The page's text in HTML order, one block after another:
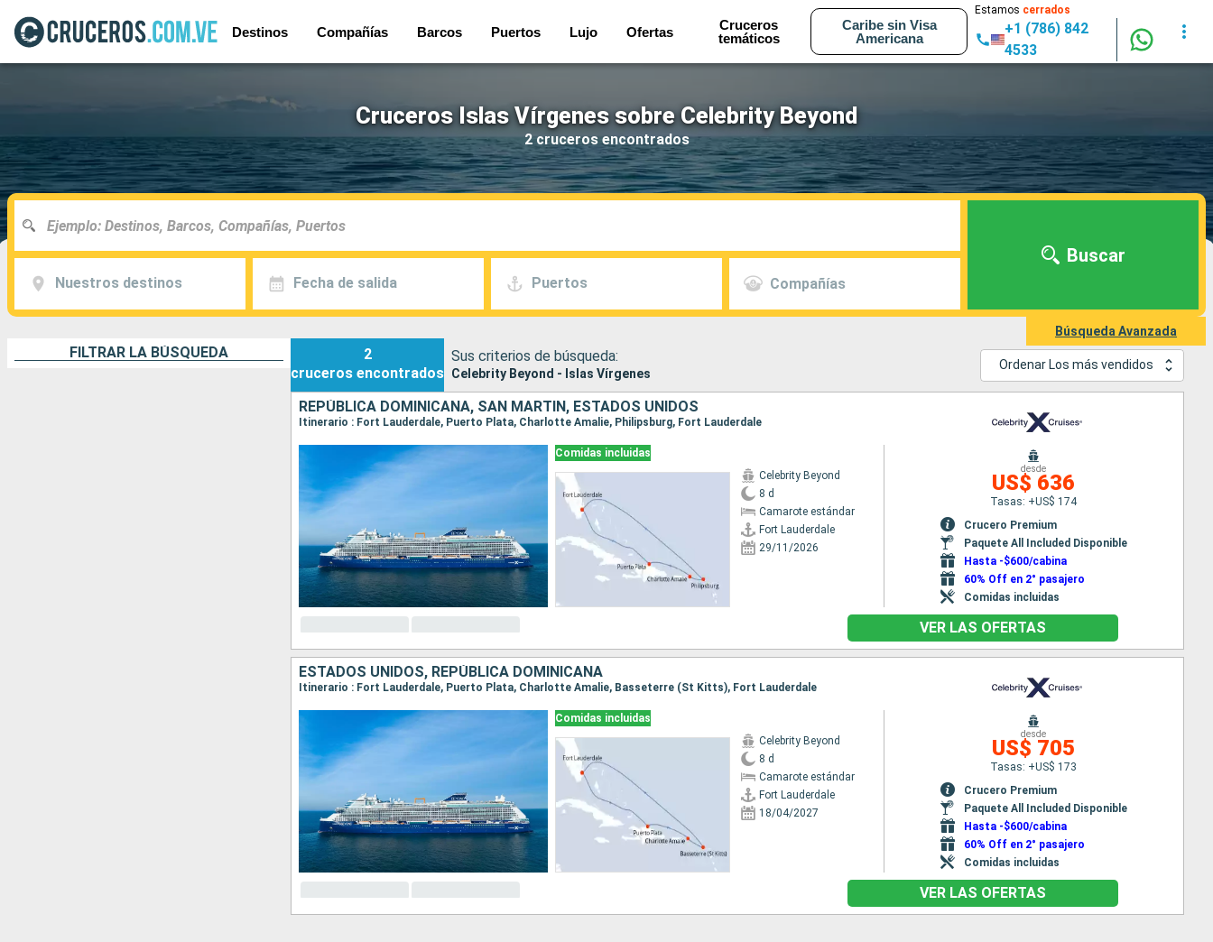
Destinos Compañías Barcos Puertos Lujo Ofertas
Cruceros
temáticos
Caribe sin Visa
Americana
Estamos cerrados
+1 (786) 842
4533
Cruceros Islas Vírgenes sobre Celebrity Beyond
2 cruceros encontrados
Nuestros destinos Fecha de salida Puertos Compañías
Buscar
Búsqueda Avanzada
FILTRAR LA BÚSQUEDA
2
cruceros encontrados
Sus criterios de búsqueda:
Celebrity Beyond - Islas Vírgenes
Ordenar Los más vendidos
REPÚBLICA DOMINICANA, SAN MARTÍN, ESTADOS UNIDOS
Itinerario : Fort Lauderdale, Puerto Plata, Charlotte Amalie, Philipsburg, Fort Lauderdale
Comidas incluidas
Celebrity Beyond
8 d
Camarote estándar
Fort Lauderdale
29/11/2026
desde
US$ 636
Tasas: +US$ 174
Crucero Premium
Paquete All Included Disponible
Hasta -$600/cabina
60% Off en 2° pasajero
Comidas incluidas
VER LAS OFERTAS
ESTADOS UNIDOS, REPÚBLICA DOMINICANA
Itinerario : Fort Lauderdale, Puerto Plata, Charlotte Amalie, Basseterre (St Kitts), Fort Lauderdale
Comidas incluidas
Celebrity Beyond
8 d
Camarote estándar
Fort Lauderdale
18/04/2027
desde
US$ 705
Tasas: +US$ 173
Crucero Premium
Paquete All Included Disponible
Hasta -$600/cabina
60% Off en 2° pasajero
Comidas incluidas
VER LAS OFERTAS